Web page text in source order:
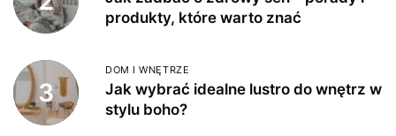
produkty, które warto znać
3
DOM I WNĘTRZE
Jak wybrać idealne lustro do wnętrz w
stylu boho?